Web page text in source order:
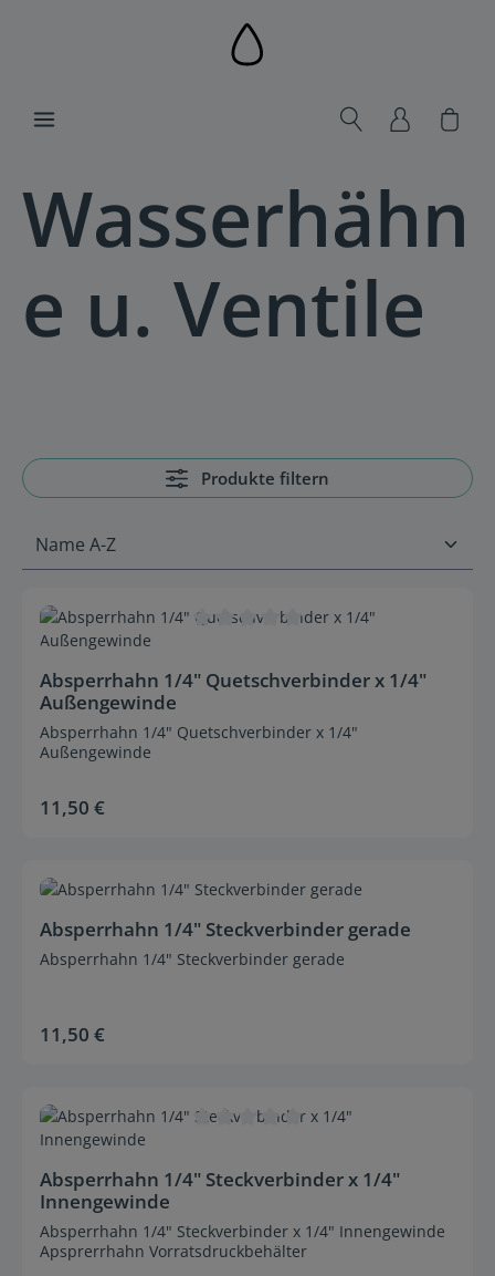
Wasserhähn
e u. Ventile
Produkte filtern
Durchschnittliche Bewertung von 0 von 5 Sternen
Absperrhahn 1/4" Quetschverbinder x 1/4"
Außengewinde
Absperrhahn 1/4" Quetschverbinder x 1/4"
Außengewinde
Regulärer Preis:
11,50 €
Durchschnittliche Bewertung von 0 von 5 Sternen
Absperrhahn 1/4" Steckverbinder gerade
Absperrhahn 1/4" Steckverbinder gerade
Regulärer Preis:
11,50 €
Durchschnittliche Bewertung von 0 von 5 Sternen
Absperrhahn 1/4" Steckverbinder x 1/4"
Innengewinde
Absperrhahn 1/4" Steckverbinder x 1/4" Innengewinde
Apsprerrhahn Vorratsdruckbehälter